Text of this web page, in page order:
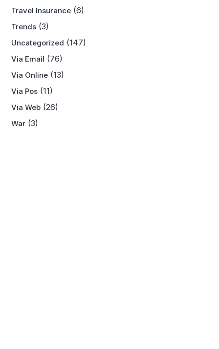
Travel Insurance (6)
Trends (3)
Uncategorized (147)
Via Email (76)
Via Online (13)
Via Pos (11)
Via Web (26)
War (3)